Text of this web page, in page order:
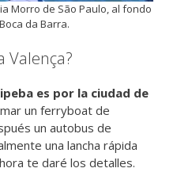
Morro de São Paulo, al fondo
da Barra.
Valença?
es por la ciudad de
un ferryboat de
un autobus de
una lancha rápida
te daré los detalles.